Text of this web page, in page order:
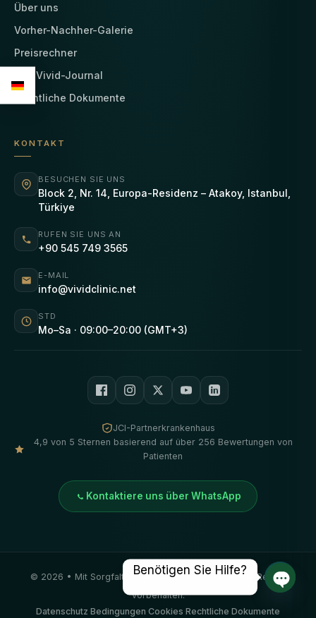
Über uns
Vorher-Nachher-Galerie
Preisrechner
Das Vivid-Journal
Rechtliche Dokumente
KONTAKT
BESUCHEN SIE UNS
Block 2, Nr. 14, Europa-Residenz – Atakoy, Istanbul,
Türkiye
RUFEN SIE UNS AN
+90 545 749 3565
E-MAIL
info@vividclinic.net
STD
Mo–Sa · 09:00–20:00 (GMT+3)
JCI-Partnerkrankenhaus
4,9 von 5 Sternen basierend auf über 256 Bewertungen von
Patienten
Kontaktiere uns über WhatsApp
© 2026 • Mit Sorgfalt hergestellt von Vivid Klinik . Alle Rechte
vorbehalten.
Datenschutz Bedingungen Cookies Rechtliche Dokumente
Benötigen Sie Hilfe?